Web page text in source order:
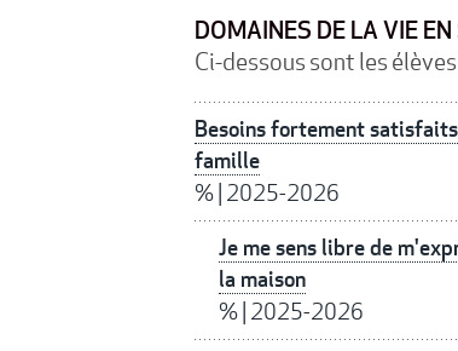
DOMAINES DE LA VIE
Ci-dessous sont les
Besoins fortement
famille
%| 2025-2026
Je me sens libre de
la maison
%| 2025-2026